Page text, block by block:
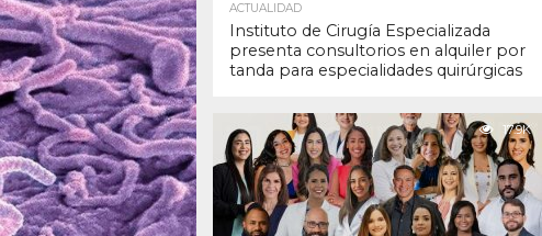
ACTUALIDAD
Instituto de Cirugía Especializada
presenta consultorios en alquiler por
tanda para especialidades quirúrgicas
17.9K